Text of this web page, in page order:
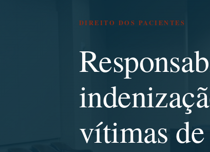
DIREITO DOS PACIENTES
vítimas